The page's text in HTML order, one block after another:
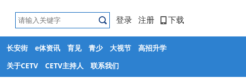
登录 注册 下载
长安街 e体资讯 育见 青少 大视节
高招升学
关于CETV CETV主持人 联系我们